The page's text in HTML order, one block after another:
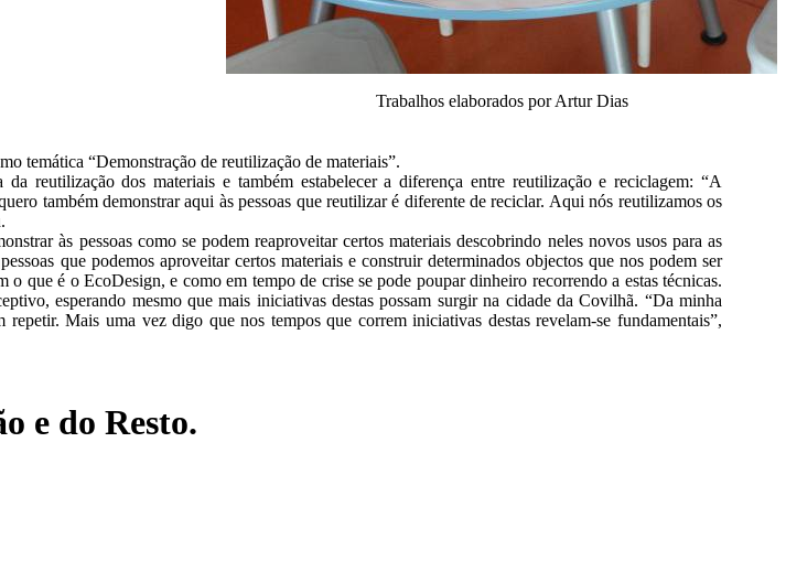
Trabalhos elaborados por Artur Dias
temática “Demonstração de reutilização de materiais”.
reutilização dos materiais e também estabelecer a diferença entre reutilização e reciclagem: “A
também demonstrar aqui às pessoas que reutilizar é diferente de reciclar. Aqui nós reutilizamos os
às pessoas como se podem reaproveitar certos materiais descobrindo neles novos usos para as
que podemos aproveitar certos materiais e construir determinados objectos que nos podem ser
que é o EcoDesign, e como em tempo de crise se pode poupar dinheiro recorrendo a estas técnicas.
esperando mesmo que mais iniciativas destas possam surgir na cidade da Covilhã. “Da minha
Mais uma vez digo que nos tempos que correm iniciativas destas revelam-se fundamentais”,
e do Resto.